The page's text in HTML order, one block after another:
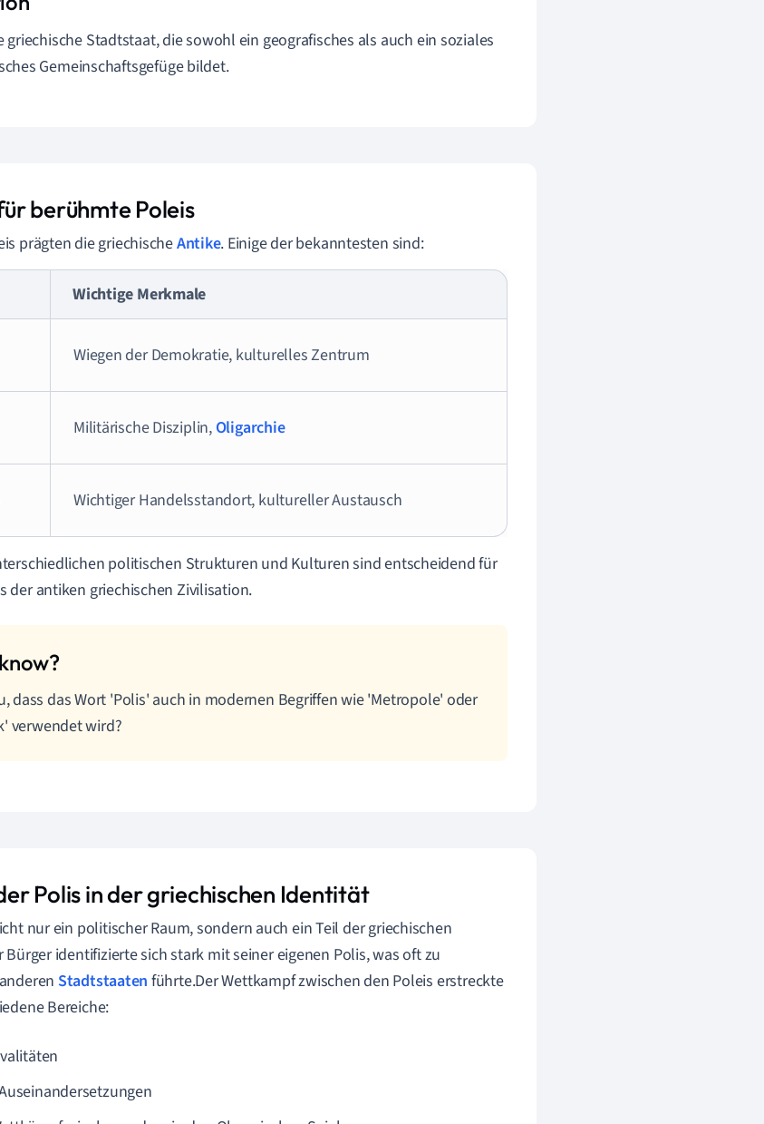
griechische Stadtstaat, die sowohl ein geografisches als auch ein soziales
Gemeinschaftsgefüge bildet.
berühmte Poleis
prägten die griechischeAntike. Einige der bekanntesten sind:
Wichtige Merkmale
Wiegen der Demokratie, kulturelles Zentrum
Militärische Disziplin, Oligarchie
Wichtiger Handelsstandort, kultureller Austausch
politischen Strukturen und Kulturen sind entscheidend für
der antiken griechischen Zivilisation.
dass das Wort 'Polis' auch in modernen Begriffen wie 'Metropole' oder
verwendet wird?
Polis in der griechischen Identität
nur ein politischer Raum, sondern auch ein Teil der griechischen
identifizierte sich stark mit seiner eigenen Polis, was oft zu
Stadtstaaten führte.Der Wettkampf zwischen den Poleis erstreckte
Bereiche: